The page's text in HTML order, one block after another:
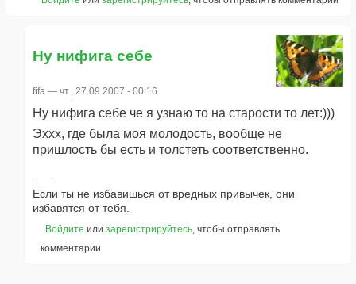
Ну нифига себе
fifa — чт., 27.09.2007 - 00:16
Ну нифига себе че я узнаю то на старости то лет:)))
Эххх, где была моя молодость, вообще не
пришлость бы есть и толстеть соответственно.
Если ты не избавишься от вредных привычек, они
избавятся от тебя.
Войдите или зарегистрируйтесь, чтобы отправлять
комментарии